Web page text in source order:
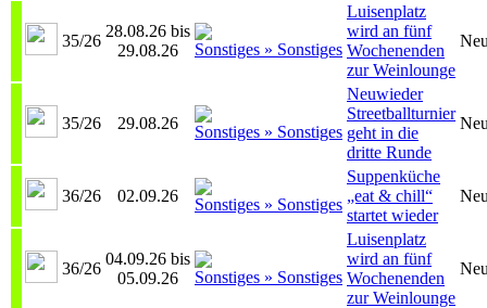
35/26
28.08.26 bis
29.08.26
Luisenplatz
wird an fünf
Wochenenden
zur Weinlounge
35/26 29.08.26
Neuwieder
Streetballturnier
geht in die
dritte Runde
36/26 02.09.26
Suppenküche
„eat & chill“
startet wieder
36/26
04.09.26 bis
05.09.26
Luisenplatz
wird an fünf
Wochenenden
zur Weinlounge